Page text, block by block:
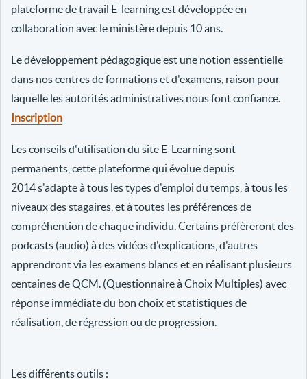
plateforme de travail E-learning est développée en
collaboration avec le ministère depuis 10 ans.
Le développement pédagogique est une notion essentielle
dans nos centres de formations et d'examens, raison pour
laquelle les autorités administratives nous font confiance.
Inscription
Les conseils d'utilisation du site E-Learning sont
permanents, cette plateforme qui évolue depuis
2014 s'adapte à tous les types d'emploi du temps, à tous les
niveaux des stagaires, et à toutes les préférences de
compréhention de chaque individu. Certains préfèreront des
podcasts (audio) à des vidéos d'explications, d'autres
apprendront via les examens blancs et en réalisant plusieurs
centaines de QCM. (Questionnaire à Choix Multiples) avec
réponse immédiate du bon choix et statistiques de
réalisation, de régression ou de progression.
Les différents outils :